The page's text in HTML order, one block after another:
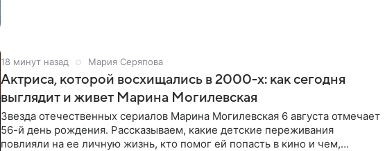
18 минут назад Мария Серяпова
Актриса, которой восхищались в 2000-х: как сегодня
выглядит и живет Марина Могилевская
Звезда отечественных сериалов Марина Могилевская 6 августа отмечает
56-й день рождения. Рассказываем, какие детские переживания
повлияли на ее личную жизнь, кто помог ей попасть в кино и чем,